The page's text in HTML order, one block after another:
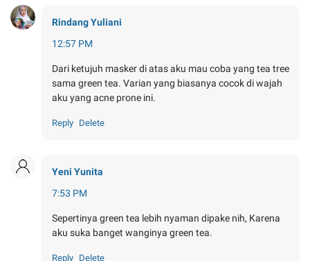
Rindang Yuliani
12:57 PM
Dari ketujuh masker di atas aku mau coba yang tea tree
sama green tea. Varian yang biasanya cocok di wajah
aku yang acne prone ini.
Reply Delete
Yeni Yunita
7:53 PM
Sepertinya green tea lebih nyaman dipake nih, Karena
aku suka banget wanginya green tea.
Reply Delete